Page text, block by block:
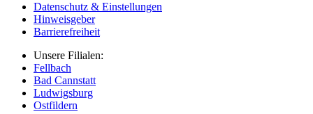
Datenschutz & Einstellungen
Hinweisgeber
Barrierefreiheit
Unsere Filialen:
Fellbach
Bad Cannstatt
Ludwigsburg
Ostfildern